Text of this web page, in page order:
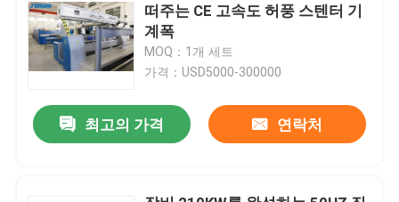
떠주는 CE 고속도 허풍 스텐터 기
계폭
MOQ：1개 세트
가격：USD5000-300000
최고의 가격 연락처